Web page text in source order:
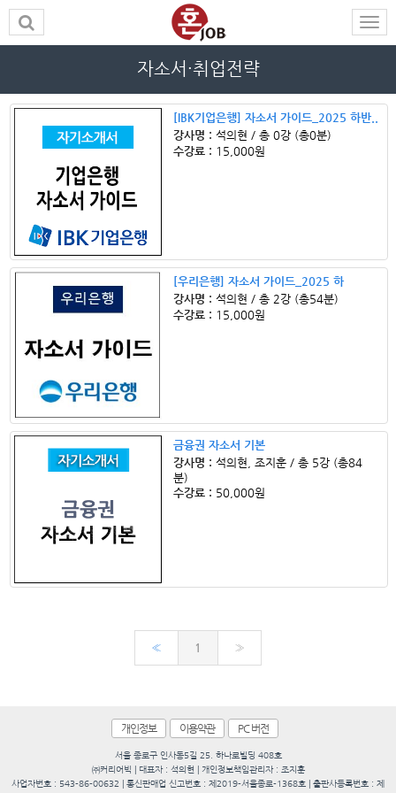
자소서·취업전략
[IBK기업은행] 자소서 가이드_2025 하반..
강사명 : 석의현 / 총 0강 (총0분)
수강료 : 15,000원
[우리은행] 자소서 가이드_2025 하
강사명 : 석의현 / 총 2강 (총54분)
수강료 : 15,000원
금융권 자소서 기본
강사명 : 석의현, 조지훈 / 총 5강 (총84
분)
수강료 : 50,000원
« 1 »
개인정보 이용약관 PC 버전
서울 종로구 인사동5길 25. 하나로빌딩 408호
㈜커리어빅 | 대표자 : 석의현 | 개인정보책임관리자 : 조지훈
사업자번호 : 543-86-00632 | 통신판매업 신고번호 : 제2019-서울종로-1368호 | 출판사등록번호 : 제